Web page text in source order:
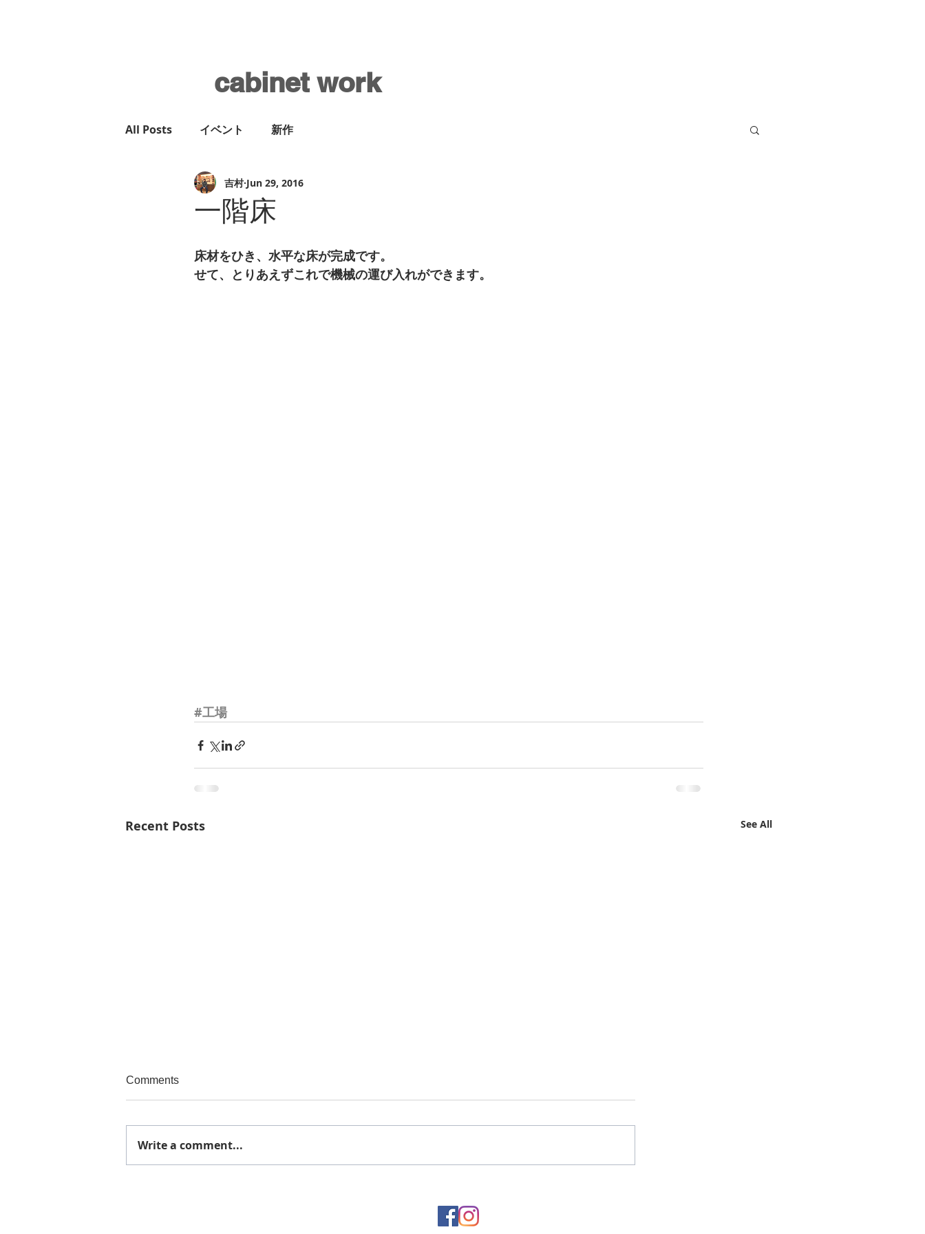
cabinet work
All Posts イベント 新作
一階床
吉村 Jun 29, 2016
床材をひき、水平な床が完成です。
せて、とりあえずこれで機械の運び入れができます。
#工場
Recent Posts See All
催事に展示
Comments
Write a comment...